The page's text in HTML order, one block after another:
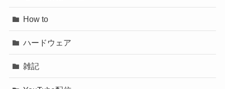
How to
ハードウェア
雑記